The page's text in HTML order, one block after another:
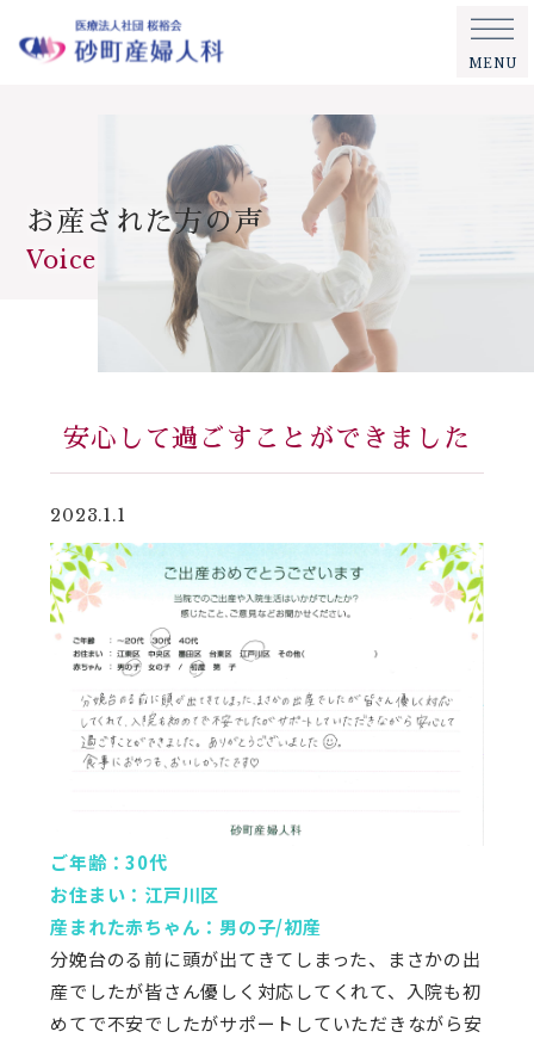
MENU
お産された方の声
Voice
安心して過ごすことができました
2023.1.1
ご年齢：30代
お住まい：江戸川区
産まれた赤ちゃん：男の子/初産
分娩台のる前に頭が出てきてしまった、まさかの出
産でしたが皆さん優しく対応してくれて、入院も初
めてで不安でしたがサポートしていただきながら安